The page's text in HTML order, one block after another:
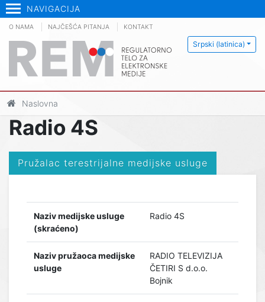
NAVIGACIJA
Srpski (latinica)
O NAMA NAJČEŠĆA PITANJA KONTAKT
Naslovna
Radio 4S
Pružalac terestrijalne medijske usluge
Naziv medijske usluge
(skraćeno)
Radio 4S
Naziv pružaoca medijske
usluge
RADIO TELEVIZIJA
ČETIRI S d.o.o.
Bojnik